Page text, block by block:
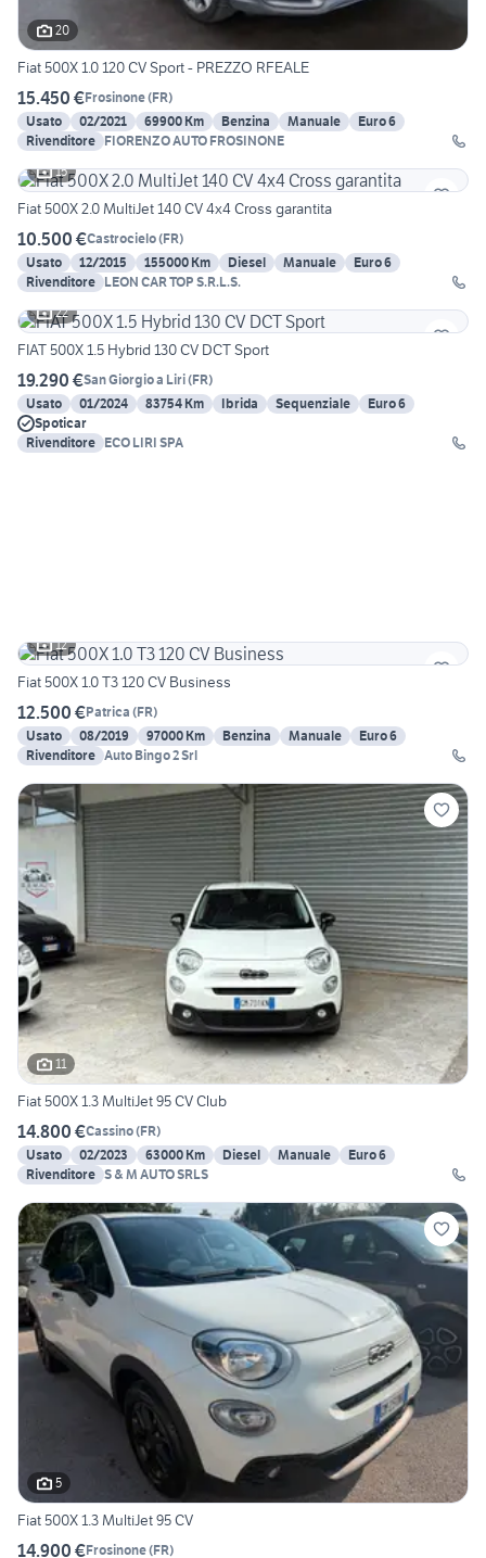
20
Fiat 500X 1.0 120 CV Sport - PREZZO RFEALE
15.450 €Frosinone(FR)
Usato
02/2021 69900 Km Benzina Manuale
Euro 6
Rivenditore FIORENZO AUTO FROSINONE
15
Fiat 500X 2.0 MultiJet 140 CV 4x4 Cross garantita
10.500 €Castrocielo(FR)
Usato
12/2015 155000 Km Diesel Manuale
Euro 6
Rivenditore LEON CAR TOP S.R.L.S.
22
FIAT 500X 1.5 Hybrid 130 CV DCT Sport
19.290 €San Giorgio a Liri(FR)
Usato
01/2024 83754 Km Ibrida Sequenziale
Euro 6
Spoticar
Rivenditore ECO LIRI SPA
12
Fiat 500X 1.0 T3 120 CV Business
12.500 €Patrica (FR)
Usato
08/2019 97000 Km Benzina Manuale
Euro 6
Rivenditore Auto Bingo 2 Srl
11
Fiat 500X 1.3 MultiJet 95 CV Club
14.800 €Cassino(FR)
Usato
02/2023 63000 Km Diesel Manuale
Euro 6
Rivenditore S & M AUTO SRLS
5
Fiat 500X 1.3 MultiJet 95 CV
14.900 €Frosinone(FR)